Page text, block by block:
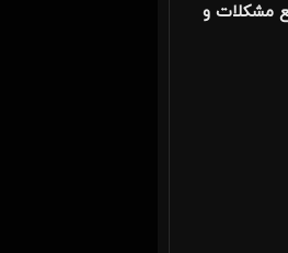
مشکلات و